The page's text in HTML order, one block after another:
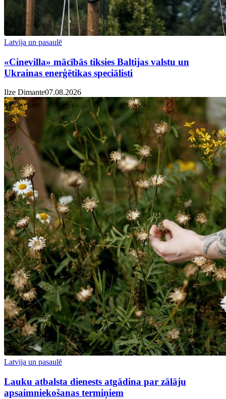
Latvija un pasaulē
«Cinevilla» mācībās tiksies Baltijas valstu un
Ukrainas enerģētikas speciālisti
Ilze Dimante07.08.2026
Latvija un pasaulē
Lauku atbalsta dienests atgādina par zālāju
apsaimniekošanas termiņiem